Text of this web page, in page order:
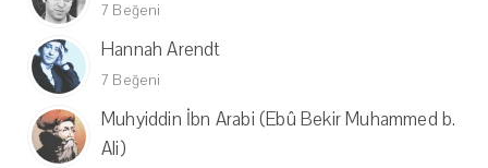
7 Beğeni
Hannah Arendt
7 Beğeni
Muhyiddin İbn Arabi (Ebû Bekir Muhammed b.
Ali)